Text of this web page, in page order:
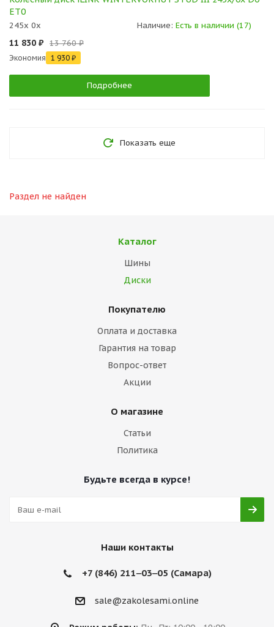
ET0
245x 0x Наличие: Есть в наличии (17)
11 830 ₽ 13 760 ₽
Экономия 1 930 ₽
Подробнее
Показать еще
Раздел не найден
Каталог
Шины
Диски
Покупателю
Оплата и доставка
Гарантия на товар
Вопрос-ответ
Акции
О магазине
Статьи
Политика
Будьте всегда в курсе!
Наши контакты
+7 (846) 211‒03‒05 (Самара)
sale@zakolesami.online